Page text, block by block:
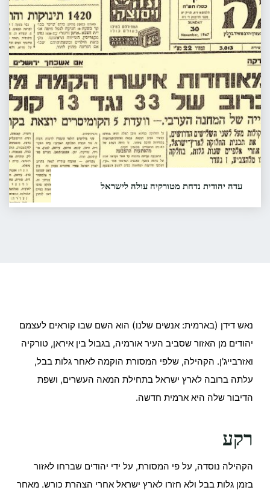
מהרי
אררט"
נדחת
מטורקיה
עולה
לישראל
עדה יהודית נדחת מטורקיה עולה לישראל
עולה
לישראל"
נאש דידן (בארמית: אנשים שלנו) הוא השם שבו קוראים לעצמם
יהודים מן האזור שסביב העיר אורמיה, בגבול בין איראן, טורקיה
ואזרבייג'ן. הקהילה, שלפי המסורת הוקמה לאחר גלות בבל,
עלתה ברובה לארץ ישראל בתחילת המאה העשרים, ושפת
הדיבור שלה היא ארמית חדשה.
רקע
הקהילה נוסדה, על פי המסורת, על ידי יהודים שברחו לאזור
בזמן גלות בבל ולא חזרו לארץ ישראל אחרי הצהרת כורש. מאחר